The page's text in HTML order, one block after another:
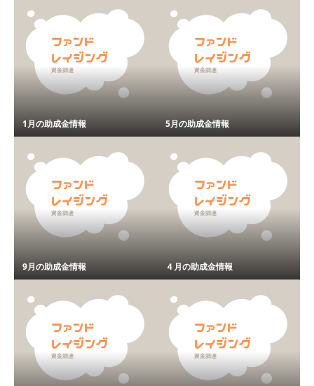
1月の助成金情報 5月の助成金情報
9月の助成金情報 ４月の助成金情報